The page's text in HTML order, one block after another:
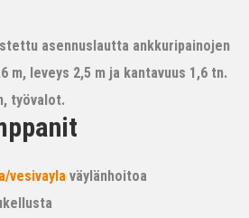
asennuslautta ankkuripainojen
m, leveys 2,5 m ja kantavuus 1,6 tn.
työvalot.
vesivayla väylänhoitoa